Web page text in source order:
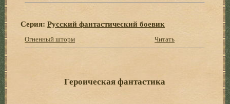
Серия:Русский фантастический боевик
Огненный шторм Читать
Героическая фантастика